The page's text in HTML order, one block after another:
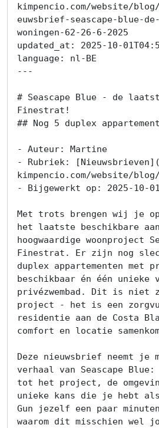
kimpencio.com/website/
euwsbrief-seascape-blue-
woningen-62-26-6-2025
updated_at: 2025-10-
language: nl-BE
---
# Seascape Blue - de
Finestrat!
## Nog 5 duplex
- Auteur: Martine
- Rubriek:
kimpencio.com/website/
- Bijgewerkt op: 2025-10-01
Met trots brengen wij je op
het laatste beschikbare
hoogwaardige woonproject
Finestrat. Er zijn nog
duplex appartementen met
beschikbaar én één unieke
privézwembad. Dit is niet
project - het is een
residentie aan de Costa
comfort en locatie
Deze nieuwsbrief neemt je
verhaal van Seascape Blue:
tot het project, de
unieke kans die je hebt
Gun jezelf een paar
waarom dit misschien wel